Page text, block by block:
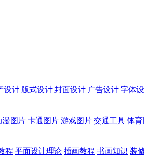
设计 版式设计 封面设计 广告设计 字体
漫图片 卡通图片 游戏图片 交通工具 体
程 平面设计理论 插画教程 书画知识 装